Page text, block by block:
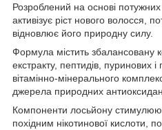
Розроблений на основі потужних
активізує ріст нового волосся,
відновлює його природну силу.
Формула містить збалансовану
екстракту, пептидів, пуринових і
вітамінно-мінерального
джерела природних
Компоненти лосьйону
похідним нікотинової кислоти,